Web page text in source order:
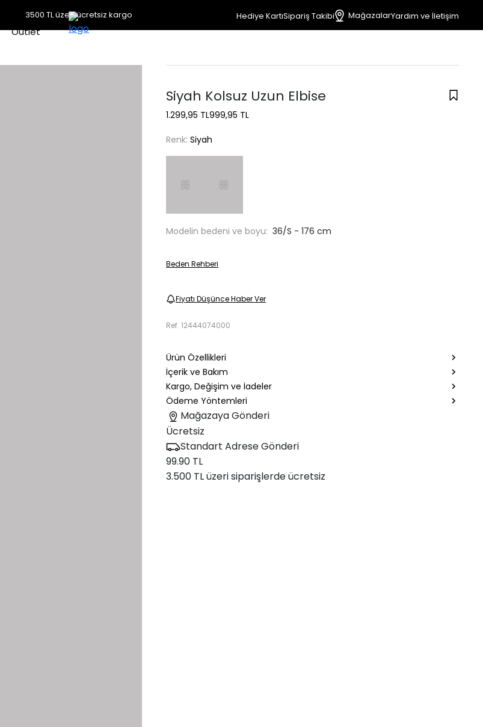
3500 TL üzeri ücretsiz kargo Hediye KartıSipariş Takibi MağazalarYardım ve İletişim
Outlet
Siyah Kolsuz Uzun Elbise
1.299,95 TL999,95 TL
Renk: Siyah
Modelin bedeni ve boyu: 36/S - 176 cm
Beden Rehberi
Fiyatı Düşünce Haber Ver
Ref. 12444074000
Ürün Özellikleri
İçerik ve Bakım
Kargo, Değişim ve İadeler
Ödeme Yöntemleri
Mağazaya Gönderi
Ücretsiz
Standart Adrese Gönderi
99.90 TL
3.500 TL üzeri siparişlerde ücretsiz